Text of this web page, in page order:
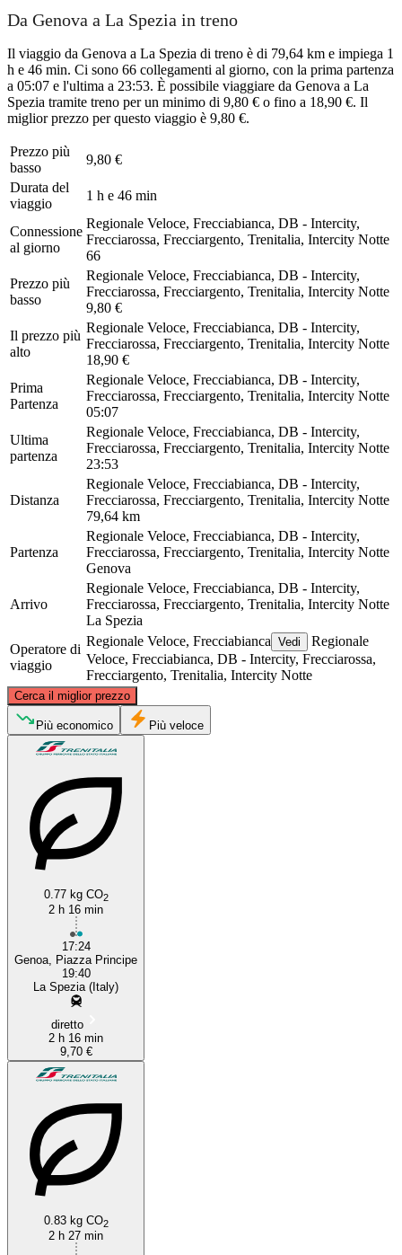
Da Genova a La Spezia in treno
Il viaggio da Genova a La Spezia di treno è di 79,64 km e impiega 1
h e 46 min. Ci sono 66 collegamenti al giorno, con la prima partenza
a 05:07 e l'ultima a 23:53. È possibile viaggiare da Genova a La
Spezia tramite treno per un minimo di 9,80 € o fino a 18,90 €. Il
miglior prezzo per questo viaggio è 9,80 €.
Prezzo più
basso
9,80 €
Durata del
viaggio
1 h e 46 min
Connessione
al giorno
Regionale Veloce, Frecciabianca, DB - Intercity,
Frecciarossa, Frecciargento, Trenitalia, Intercity Notte
66
Prezzo più
basso
Regionale Veloce, Frecciabianca, DB - Intercity,
Frecciarossa, Frecciargento, Trenitalia, Intercity Notte
9,80 €
Il prezzo più
alto
Regionale Veloce, Frecciabianca, DB - Intercity,
Frecciarossa, Frecciargento, Trenitalia, Intercity Notte
18,90 €
Prima
Partenza
Regionale Veloce, Frecciabianca, DB - Intercity,
Frecciarossa, Frecciargento, Trenitalia, Intercity Notte
05:07
Ultima
partenza
Regionale Veloce, Frecciabianca, DB - Intercity,
Frecciarossa, Frecciargento, Trenitalia, Intercity Notte
23:53
Distanza
Regionale Veloce, Frecciabianca, DB - Intercity,
Frecciarossa, Frecciargento, Trenitalia, Intercity Notte
79,64 km
Partenza
Regionale Veloce, Frecciabianca, DB - Intercity,
Frecciarossa, Frecciargento, Trenitalia, Intercity Notte
Genova
Arrivo
Regionale Veloce, Frecciabianca, DB - Intercity,
Frecciarossa, Frecciargento, Trenitalia, Intercity Notte
La Spezia
Operatore di
viaggio
Regionale Veloce, Frecciabianca Vedi
Regionale
Veloce, Frecciabianca, DB - Intercity, Frecciarossa,
Frecciargento, Trenitalia, Intercity Notte
Cerca il miglior prezzo
Genoa
©CARTO, ©OpenStreetMap
Più economico Più veloce
0.77 kg CO2
2 h 16 min
17:24
Genoa, Piazza Principe
19:40
La Spezia (Italy)
diretto
2 h 16 min
9,70 €
0.83 kg CO2
2 h 27 min